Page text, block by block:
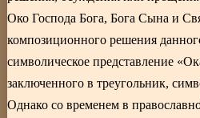
Око Господа Бога, Бога Сына и
композиционного решения
символическое представление
заключенного в треугольник,
Однако со временем в